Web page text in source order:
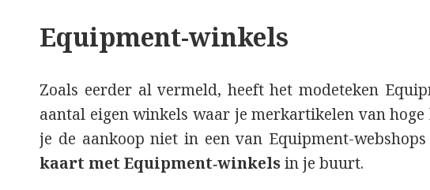
Equipment-winkels
Zoals eerder al vermeld, heeft het modeteken
aantal eigen winkels waar je merkartikelen van
je de aankoop niet in een van Equipment-
kaart met Equipment‑winkelsin je buurt.